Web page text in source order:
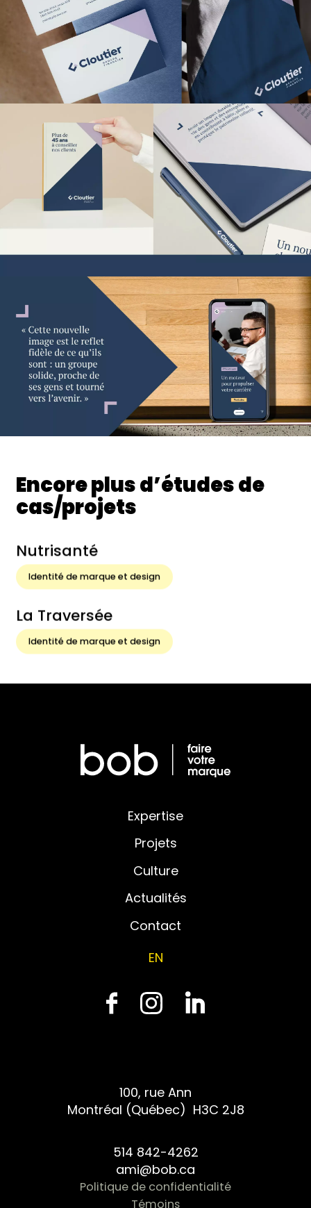
Encore plus d’études de
cas/projets
Nutrisanté
Identité de marque et design
La Traversée
Identité de marque et design
Expertise
Projets
Culture
Actualités
Contact
EN
100, rue Ann
Montréal (Québec) H3C 2J8
514 842-4262
ami@bob.ca
Politique de confidentialité
Témoins